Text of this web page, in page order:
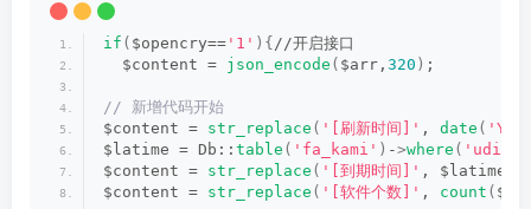
if ( $opencry== '1' ){ //开启接口
  $content =
json_encode ( $arr, 320 ) ;
// 新增代码开始
$content = str_replace ( '[刷新时间]' , date ( 'Y-
$latime = Db:: table ( 'fa_kami' ) ->where ( 'udid'
$content = str_replace ( '[到期时间]' , $latime
$content = str_replace ( '[软件个数]' , count (